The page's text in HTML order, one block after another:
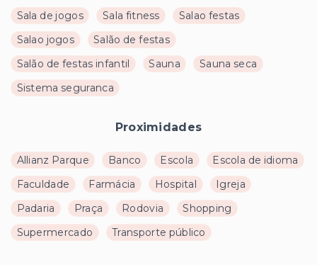
Sala de jogos
Sala fitness
Salao festas
Salao jogos
Salão de festas
Salão de festas infantil
Sauna
Sauna seca
Sistema seguranca
Proximidades
Allianz Parque Banco Escola
Escola de idioma
Faculdade
Farmácia Hospital
Igreja
Padaria
Praça Rodovia
Shopping
Supermercado
Transporte público